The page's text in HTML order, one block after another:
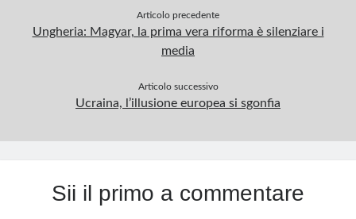
Articolo precedente
Ungheria: Magyar, la prima vera riforma è silenziare i
media
Articolo successivo
Ucraina, l’illusione europea si sgonfia
Sii il primo a commentare